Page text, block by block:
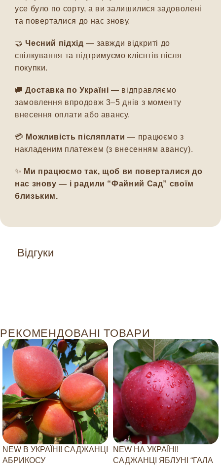
Відгуки
усе було по сорту, а ви залишилися задоволені
та поверталися до нас знову.
🤝Чесний підхід — завжди відкриті до
спілкування та підтримуємо клієнтів після
покупки.
🚚Доставка по Україні — відправляємо
замовлення впродовж 3–5 днів з моменту
внесення оплати або авансу.
💳 Можливість післяплати — працюємо з
накладеним платежем (з внесенням авансу).
✨ Ми працюємо так, щоб ви поверталися до
нас знову — і радили “Файний Сад” своїм
близьким.
РЕКОМЕНДОВАНІ ТОВАРИ
NEW В УКРАЇНІ! САДЖАНЦІ
АБРИКОСУ
NEW НА УКРАЇНІ!
САДЖАНЦІ ЯБЛУНІ “ГАЛА